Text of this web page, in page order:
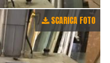
SCARICA FOTO